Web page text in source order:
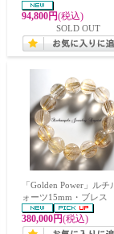
94,800円(税込)
SOLD OUT
「Golden Power」ルチ
ォーツ15mm・ブレス
380,000円(税込)